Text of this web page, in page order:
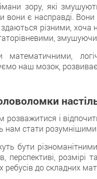
зору, які
вони є насправді.
здаються різними,
змушуючи
наш мозок,
і
нам стати розумнішими.
бути
перспективі,
ребусів до складних